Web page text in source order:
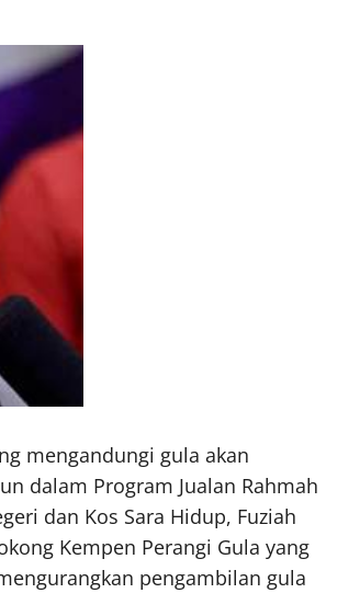
mengandungi gula akan
dalam Program Jualan Rahmah
dan Kos Sara Hidup, Fuziah
Kempen Perangi Gula yang
pengambilan gula